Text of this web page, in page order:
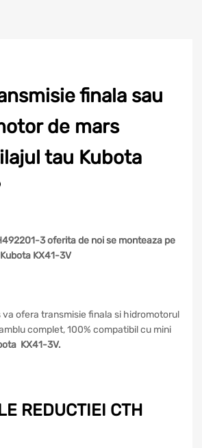
finala sau
de mars
tau Kubota
3 oferita de noi se monteaza pe
KX41-3V
va ofera transmisie finala si hidromotorul
complet, 100% compatibil cu mini
KX41-3V.
REDUCTIEI CTH